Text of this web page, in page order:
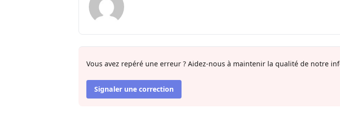
Vous avez repéré une erreur ? Aidez-nous à maintenir la qualité de notre
Signaler une correction